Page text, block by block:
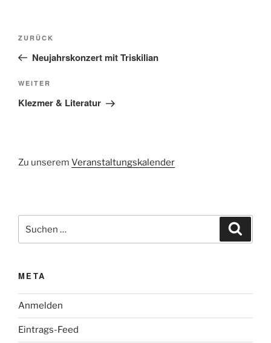
Beitragsnavigation
Vorheriger
Beitrag
ZURÜCK
Neujahrskonzert mit Triskilian
Nächster
Beitrag
WEITER
Klezmer & Literatur
Zu unserem Veranstaltungskalender
nach:
META
Anmelden
Eintrags-Feed